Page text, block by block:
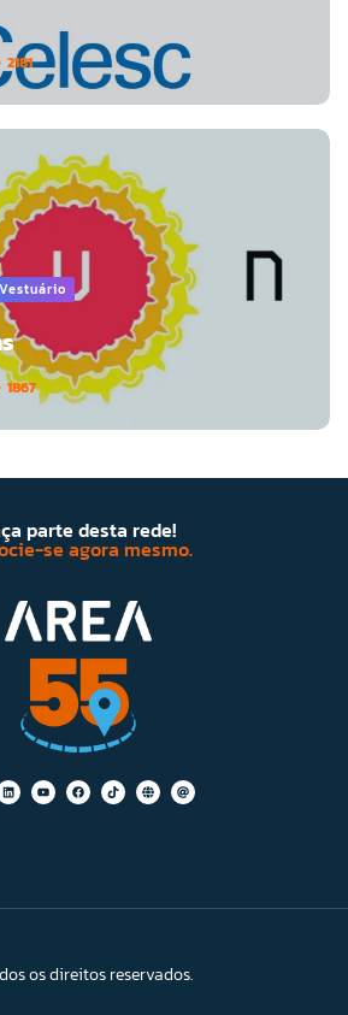
2181
1867
parte desta rede!
se agora mesmo.
os direitos reservados.